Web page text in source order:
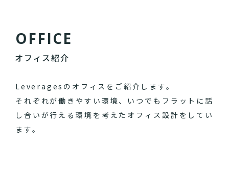
OFFICE
オフィス紹介
Leveragesのオフィスをご紹介します。
それぞれが働きやすい環境、いつでもフラットに話
し合いが行える環境を考えたオフィス設計をしてい
ます。